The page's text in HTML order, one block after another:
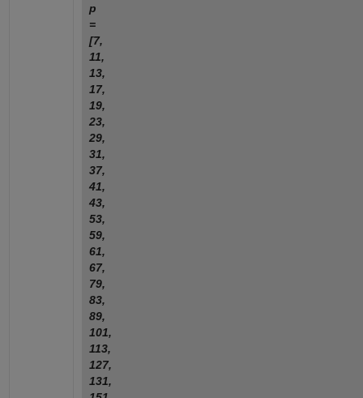
p
=
[7,
11,
13,
17,
19,
23,
29,
31,
37,
41,
43,
53,
59,
61,
67,
79,
83,
89,
101,
113,
127,
131,